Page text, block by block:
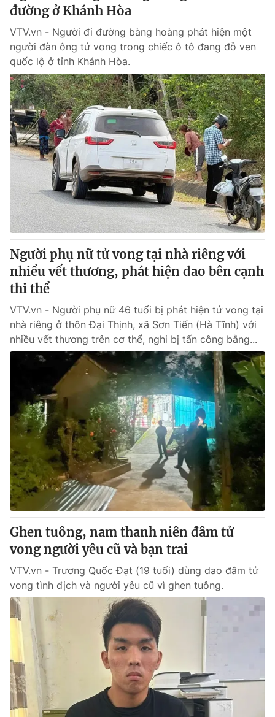
đường ở Khánh Hòa
VTV.vn - Người đi đường bàng hoàng phát hiện một
người đàn ông tử vong trong chiếc ô tô đang đỗ ven
quốc lộ ở tỉnh Khánh Hòa.
Người phụ nữ tử vong tại nhà riêng với
nhiều vết thương, phát hiện dao bên cạnh
thi thể
VTV.vn - Người phụ nữ 46 tuổi bị phát hiện tử vong tại
nhà riêng ở thôn Đại Thịnh, xã Sơn Tiến (Hà Tĩnh) với
nhiều vết thương trên cơ thể, nghi bị tấn công bằng...
Ghen tuông, nam thanh niên đâm tử
vong người yêu cũ và bạn trai
VTV.vn - Trương Quốc Đạt (19 tuổi) dùng dao đâm tử
vong tình địch và người yêu cũ vì ghen tuông.